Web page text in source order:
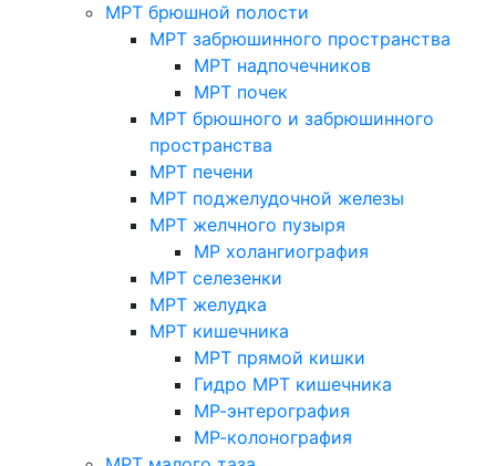
МРТ брюшной полости
МРТ забрюшинного пространства
МРТ надпочечников
МРТ почек
МРТ брюшного и забрюшинного
пространства
МРТ печени
МРТ поджелудочной железы
МРТ желчного пузыря
МР холангиография
МРТ селезенки
МРТ желудка
МРТ кишечника
МРТ прямой кишки
Гидро МРТ кишечника
МР-энтерография
МР-колонография